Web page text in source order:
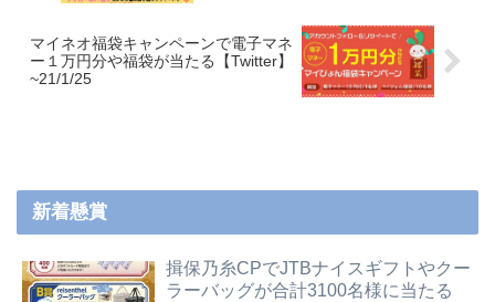
マイネオ福袋キャンペーンで電子マネ
ー１万円分や福袋が当たる【Twitter】
~21/1/25
新着懸賞
揖保乃糸CPでJTBナイスギフトやクー
ラーバッグが合計3100名様に当たる